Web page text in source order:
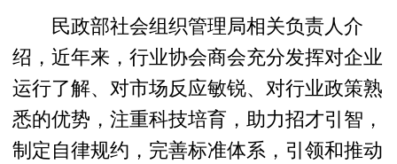
民政部社会组织管理局相关负责人介
绍，近年来，行业协会商会充分发挥对企业
运行了解、对市场反应敏锐、对行业政策熟
悉的优势，注重科技培育，助力招才引智，
制定自律规约，完善标准体系，引领和推动